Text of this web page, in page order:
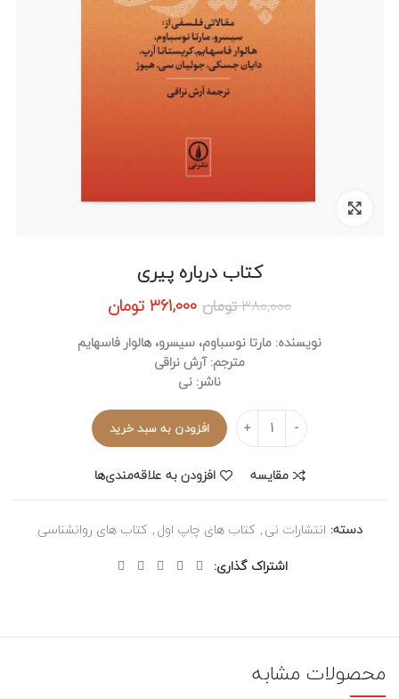
برای بزرگنمایی کلیک کنید
کتاب درباره پیری
380,000تومان قیمت
380,000 تومان
بود.
361,000تومان
361,000 تومان.
نویسنده: مارتا نوسباوم، سیسرو، هالوار فاسهایم
مترجم: آرش نراقی
ناشر: نی
تعداد
افزودن به سبد خرید
مقایسه افزودن به علاقه‌مندی‌ها
دسته: انتشارات نی, کتاب های چاپ اول, کتاب های روانشناسی
اشتراک گذاری
محصولات مشابه